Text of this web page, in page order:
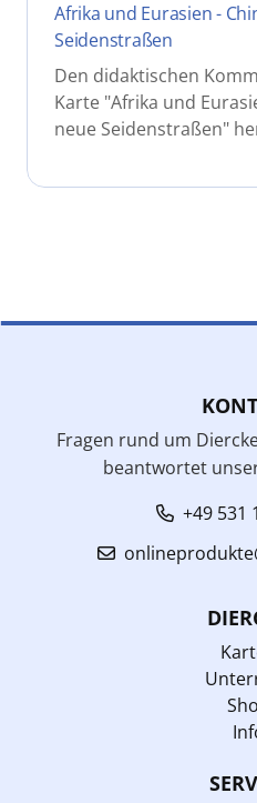
Afrika und Eurasien -
Seidenstraßen
Den didaktischen
Karte "Afrika und
neue Seidenstraßen"
Fragen rund um
beantwortet
+49 531